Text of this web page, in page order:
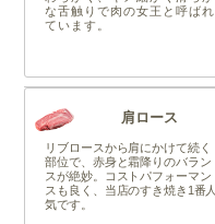
な舌触りで肉の女王と呼ばれ
ています。
肩ロース
リブロースから肩にかけて続く
部位で、赤身と霜降りのバラン
スが絶妙。コストパフォーマン
スも良く、当店のすき焼き1番人
気です。